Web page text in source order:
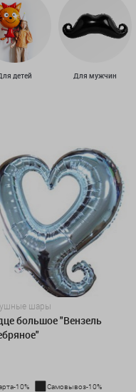
детей Для мужчин
шары
большое "Вензель
10% Самовывоз-10%